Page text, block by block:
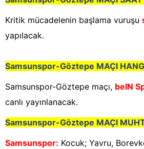
Kritik mücadelenin başlama vuruşu
yapılacak.
Samsunspor-Göztepe MAÇI
Samsunspor-Göztepe maçı, beIN
canlı yayınlanacak.
Samsunspor-Göztepe MAÇI
Samsunspor: Kocuk; Yavru,